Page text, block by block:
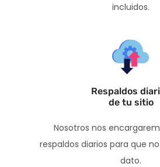
incluidos.
Respaldos
de tu sitio
Nosotros nos
respaldos diarios para que
dato.